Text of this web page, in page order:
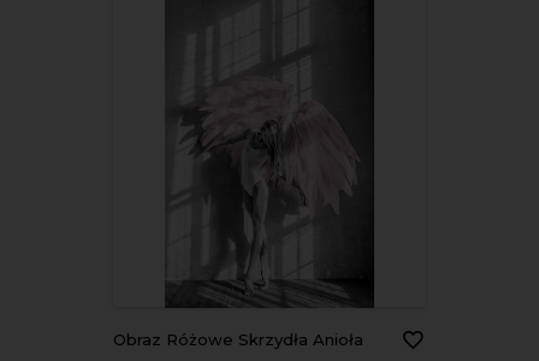
Obraz Różowe Skrzydła Anioła